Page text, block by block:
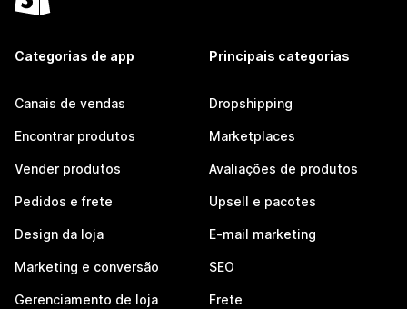
Categorias de app
Canais de vendas
Encontrar produtos
Vender produtos
Pedidos e frete
Design da loja
Marketing e conversão
Gerenciamento de loja
Principais categorias
Dropshipping
Marketplaces
Avaliações de produtos
Upsell e pacotes
E-mail marketing
SEO
Frete